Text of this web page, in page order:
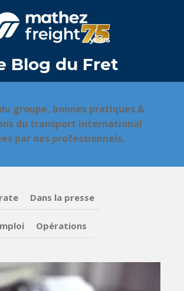
Blog du Fret
groupe, bonnes pratiques &
du transport international
par des professionnels.
Dans la presse
Opérations